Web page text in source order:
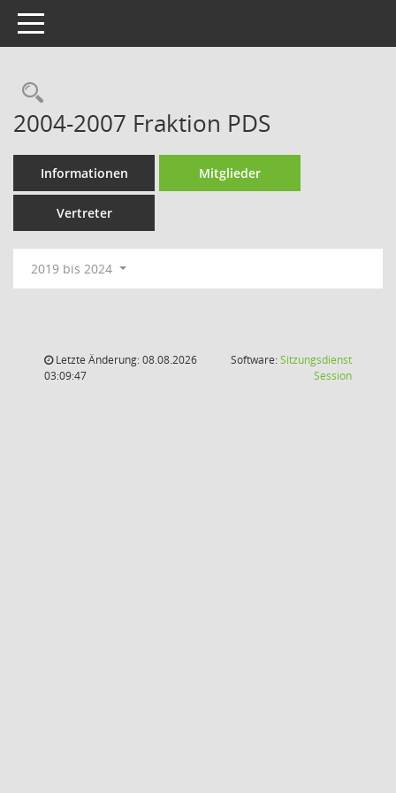
Toggle navigation
Rechercheauswahl
2004-2007 Fraktion PDS
Informationen Mitglieder
Vertreter
2019 bis 2024
Letzte Änderung: 08.08.2026
03:09:47
Software:Sitzungsdienst
Session(Wird in